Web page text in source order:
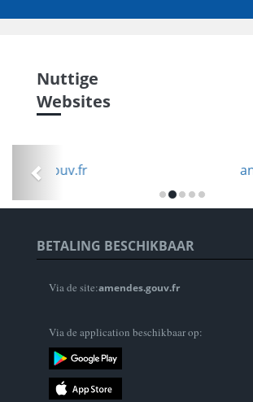
Nuttige
Websites
ants.gouv.fr
BETALING BESCHIKBAAR
Via de site:amendes.gouv.fr
Via de application beschikbaar op: